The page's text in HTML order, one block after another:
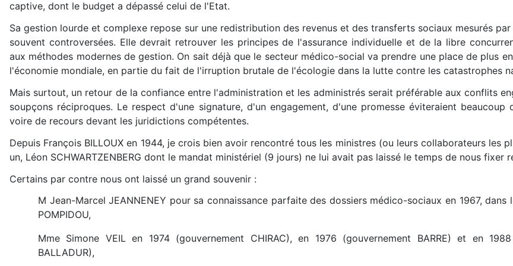
captive, dont le budget a dépassé celui de l'Etat.
Sa gestion lourde et complexe repose sur une redistribution des revenus et des transferts sociaux mesurés
souvent controversées. Elle devrait retrouver les principes de l'assurance individuelle et de la libre
aux méthodes modernes de gestion. On sait déjà que le secteur médico-social va prendre une place de plus
l'économie mondiale, en partie du fait de l'irruption brutale de l'écologie dans la lutte contre les catastrophes
Mais surtout, un retour de la confiance entre l'administration et les administrés serait préférable aux conflits
soupçons réciproques. Le respect d'une signature, d'un engagement, d'une promesse éviteraient beaucoup
voire de recours devant les juridictions compétentes.
Depuis François BILLOUX en 1944, je crois bien avoir rencontré tous les ministres (ou leurs collaborateurs les
un, Léon SCHWARTZENBERG dont le mandat ministériel (9 jours) ne lui avait pas laissé le temps de nous fixer
Certains par contre nous ont laissé un grand souvenir :
M Jean-Marcel JEANNENEY pour sa connaissance parfaite des dossiers médico-sociaux en 1967, dans
POMPIDOU,
Mme Simone VEIL en 1974 (gouvernement CHIRAC), en 1976 (gouvernement BARRE) et en
BALLADUR),